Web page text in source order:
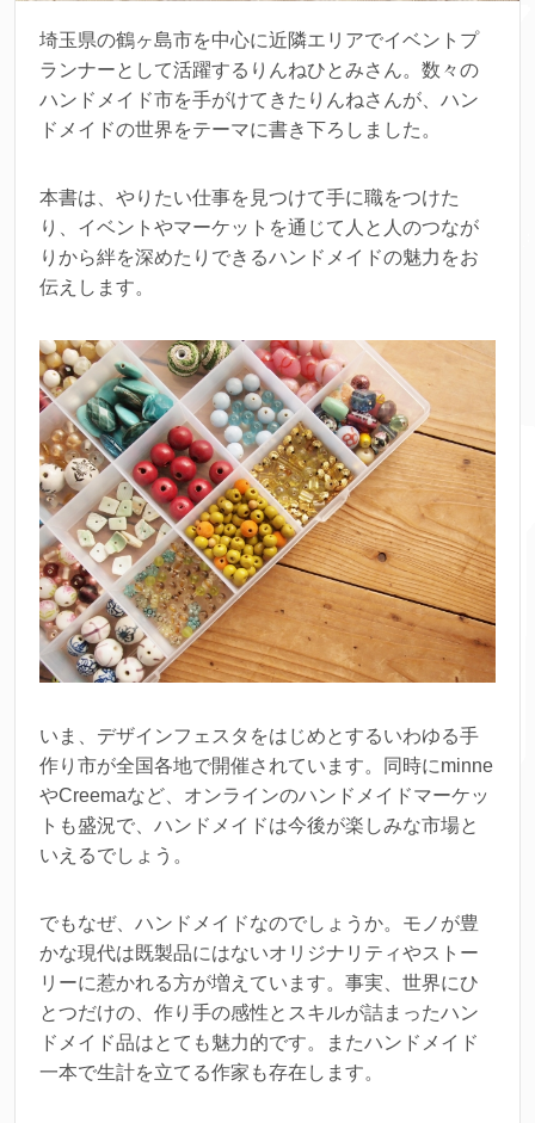
埼玉県の鶴ヶ島市を中心に近隣エリアでイベントプ
ランナーとして活躍するりんねひとみさん。数々の
ハンドメイド市を手がけてきたりんねさんが、ハン
ドメイドの世界をテーマに書き下ろしました。
本書は、やりたい仕事を見つけて手に職をつけた
り、イベントやマーケットを通じて人と人のつなが
りから絆を深めたりできるハンドメイドの魅力をお
伝えします。
いま、デザインフェスタをはじめとするいわゆる手
作り市が全国各地で開催されています。同時にminne
やCreemaなど、オンラインのハンドメイドマーケッ
トも盛況で、ハンドメイドは今後が楽しみな市場と
いえるでしょう。
でもなぜ、ハンドメイドなのでしょうか。モノが豊
かな現代は既製品にはないオリジナリティやストー
リーに惹かれる方が増えています。事実、世界にひ
とつだけの、作り手の感性とスキルが詰まったハン
ドメイド品はとても魅力的です。またハンドメイド
一本で生計を立てる作家も存在します。